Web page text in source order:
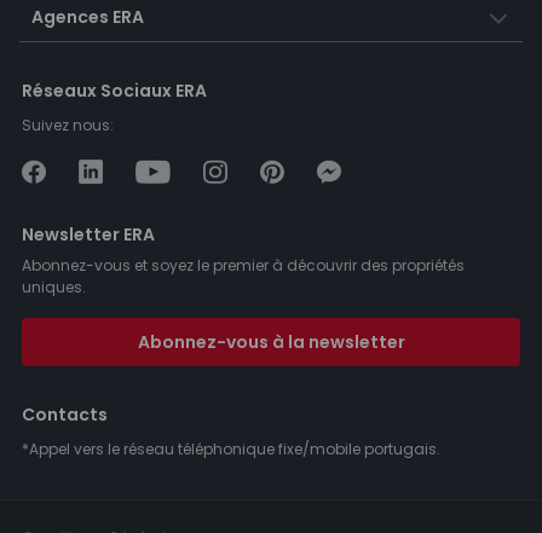
Agences ERA
Réseaux Sociaux ERA
Suivez nous:
Newsletter ERA
Abonnez-vous et soyez le premier à découvrir des propriétés
uniques.
Abonnez-vous à la newsletter
Contacts
*Appel vers le réseau téléphonique fixe/mobile portugais.